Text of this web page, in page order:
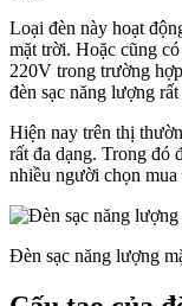
Loại đèn này hoạt
mặt trời. Hoặc cũng
220V trong trường
đèn sạc năng lượng
Hiện nay trên thị
rất đa dạng. Trong đó
nhiều người chọn
Đèn sạc năng lượng